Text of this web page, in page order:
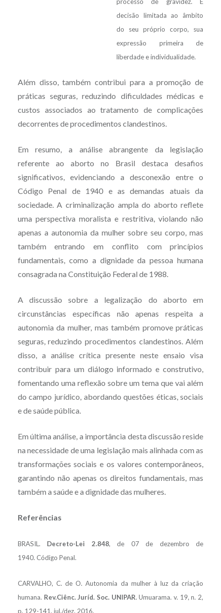
decisão limitada ao âmbito
do seu próprio corpo, sua
expressão primeira de
liberdade e individualidade.
Além disso, também contribui para a promoção de
práticas seguras, reduzindo dificuldades médicas e
custos associados ao tratamento de complicações
decorrentes de procedimentos clandestinos.
Em resumo, a análise abrangente da legislação
referente ao aborto no Brasil destaca desafios
significativos, evidenciando a desconexão entre o
Código Penal de 1940 e as demandas atuais da
sociedade. A criminalização ampla do aborto reflete
uma perspectiva moralista e restritiva, violando não
apenas a autonomia da mulher sobre seu corpo, mas
também entrando em conflito com princípios
fundamentais, como a dignidade da pessoa humana
consagrada na Constituição Federal de 1988.
A discussão sobre a legalização do aborto em
circunstâncias específicas não apenas respeita a
autonomia da mulher, mas também promove práticas
seguras, reduzindo procedimentos clandestinos. Além
disso, a análise crítica presente neste ensaio visa
contribuir para um diálogo informado e construtivo,
fomentando uma reflexão sobre um tema que vai além
do campo jurídico, abordando questões éticas, sociais
e de saúde pública.
Em última análise, a importância desta discussão reside
na necessidade de uma legislação mais alinhada com as
transformações sociais e os valores contemporâneos,
garantindo não apenas os direitos fundamentais, mas
também a saúde e a dignidade das mulheres.
Referências
BRASIL. Decreto-Lei 2.848, de 07 de dezembro de
1940. Código Penal.
CARVALHO, C. de O. Autonomia da mulher à luz da criação
humana. Rev.Ciênc. Juríd. Soc. UNIPAR. Umuarama. v. 19, n. 2,
p. 129-141, jul./dez. 2016.